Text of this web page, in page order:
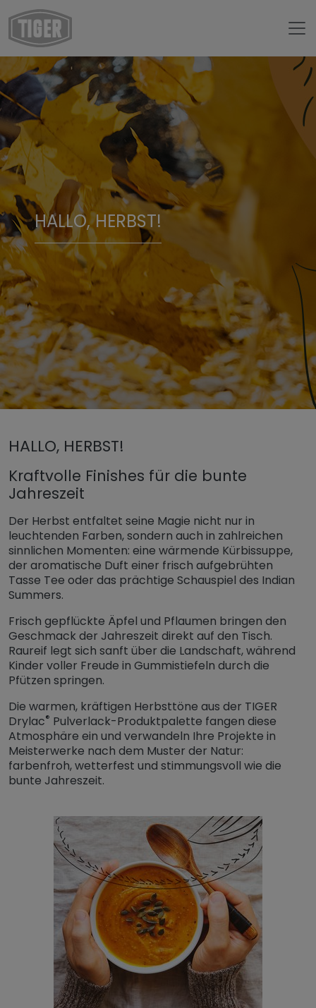
HALLO, HERBST!
Pulverlack
Untermenü öffnen für „Pulverlack“
Collections
Untermenü öffnen für „Collections“
Hallo Herbst
HALLO, HERBST!
Kraftvolle Finishes für die bunte
Jahreszeit
Der Herbst entfaltet seine Magie nicht nur in
leuchtenden Farben, sondern auch in zahlreichen
sinnlichen Momenten: eine wärmende Kürbissuppe,
der aromatische Duft einer frisch aufgebrühten
Tasse Tee oder das prächtige Schauspiel des Indian
Summers.
Frisch gepflückte Äpfel und Pflaumen bringen den
Geschmack der Jahreszeit direkt auf den Tisch.
Raureif legt sich sanft über die Landschaft, während
Kinder voller Freude in Gummistiefeln durch die
Pfützen springen.
Die warmen, kräftigen Herbsttöne aus der TIGER
Drylac® Pulverlack-Produktpalette fangen diese
Atmosphäre ein und verwandeln Ihre Projekte in
Meisterwerke nach dem Muster der Natur:
farbenfroh, wetterfest und stimmungsvoll wie die
bunte Jahreszeit.